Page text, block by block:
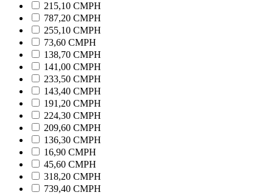
215,10 CMPH
787,20 CMPH
255,10 CMPH
73,60 CMPH
138,70 CMPH
141,00 CMPH
233,50 CMPH
143,40 CMPH
191,20 CMPH
224,30 CMPH
209,60 CMPH
136,30 CMPH
16,90 CMPH
45,60 CMPH
318,20 CMPH
739,40 CMPH